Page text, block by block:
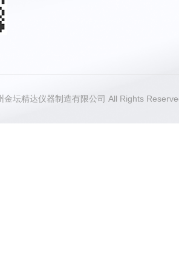
金坛精达仪器制造有限公司 All Rights